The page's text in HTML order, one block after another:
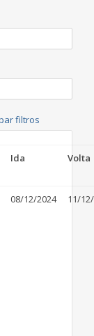
Ida Volta
08/12/2024 11/